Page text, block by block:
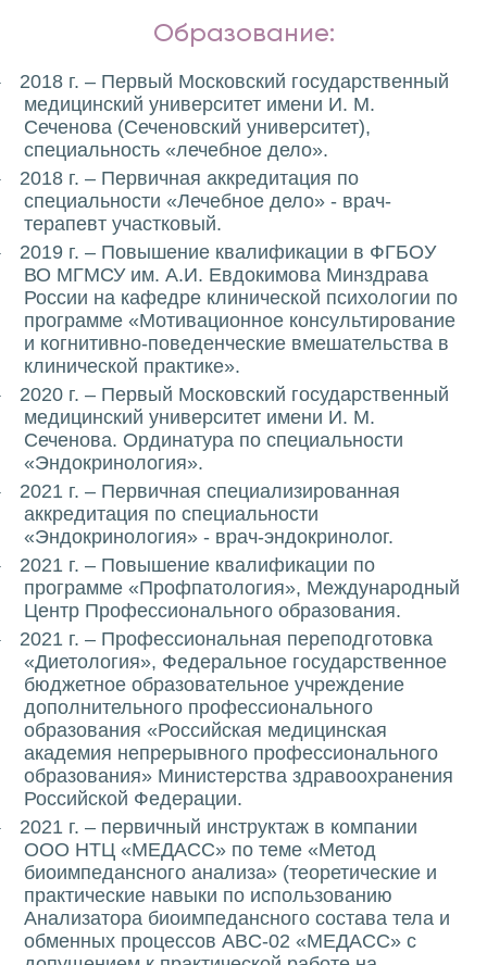
Образование:
2018 г. – Первый Московский государственный
медицинский университет имени И. М.
Сеченова (Сеченовский университет),
специальность «лечебное дело».
2018 г. – Первичная аккредитация по
специальности «Лечебное дело» - врач-
терапевт участковый.
2019 г. – Повышение квалификации в ФГБОУ
ВО МГМСУ им. А.И. Евдокимова Минздрава
России на кафедре клинической психологии по
программе «Мотивационное консультирование
и когнитивно-поведенческие вмешательства в
клинической практике».
2020 г. – Первый Московский государственный
медицинский университет имени И. М.
Сеченова. Ординатура по специальности
«Эндокринология».
2021 г. – Первичная специализированная
аккредитация по специальности
«Эндокринология» - врач-эндокринолог.
2021 г. – Повышение квалификации по
программе «Профпатология», Международный
Центр Профессионального образования.
2021 г. – Профессиональная переподготовка
«Диетология», Федеральное государственное
бюджетное образовательное учреждение
дополнительного профессионального
образования «Российская медицинская
академия непрерывного профессионального
образования» Министерства здравоохранения
Российской Федерации.
2021 г. – первичный инструктаж в компании
ООО НТЦ «МЕДАСС» по теме «Метод
биоимпедансного анализа» (теоретические и
практические навыки по использованию
Анализатора биоимпедансного состава тела и
обменных процессов ABC-02 «МЕДАСС» с